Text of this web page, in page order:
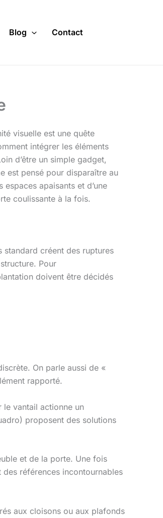
Blog Contact
visuelle est une quête
intégrer les éléments
d’être un simple gadget,
est pensé pour disparaître au
apaisants et d’une
coulissante à la fois.
standard créent des ruptures
Pour
doivent être décidés
On parle aussi de «
rapporté.
le vantail actionne un
proposent des solutions
et de la porte. Une fois
des références incontournables
aux cloisons ou aux plafonds